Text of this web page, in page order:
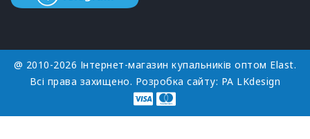
@ 2010-2026 Інтернет-магазин купальників оптом Elast.
Всі права захищено. Розробка сайту: РА LKdesign